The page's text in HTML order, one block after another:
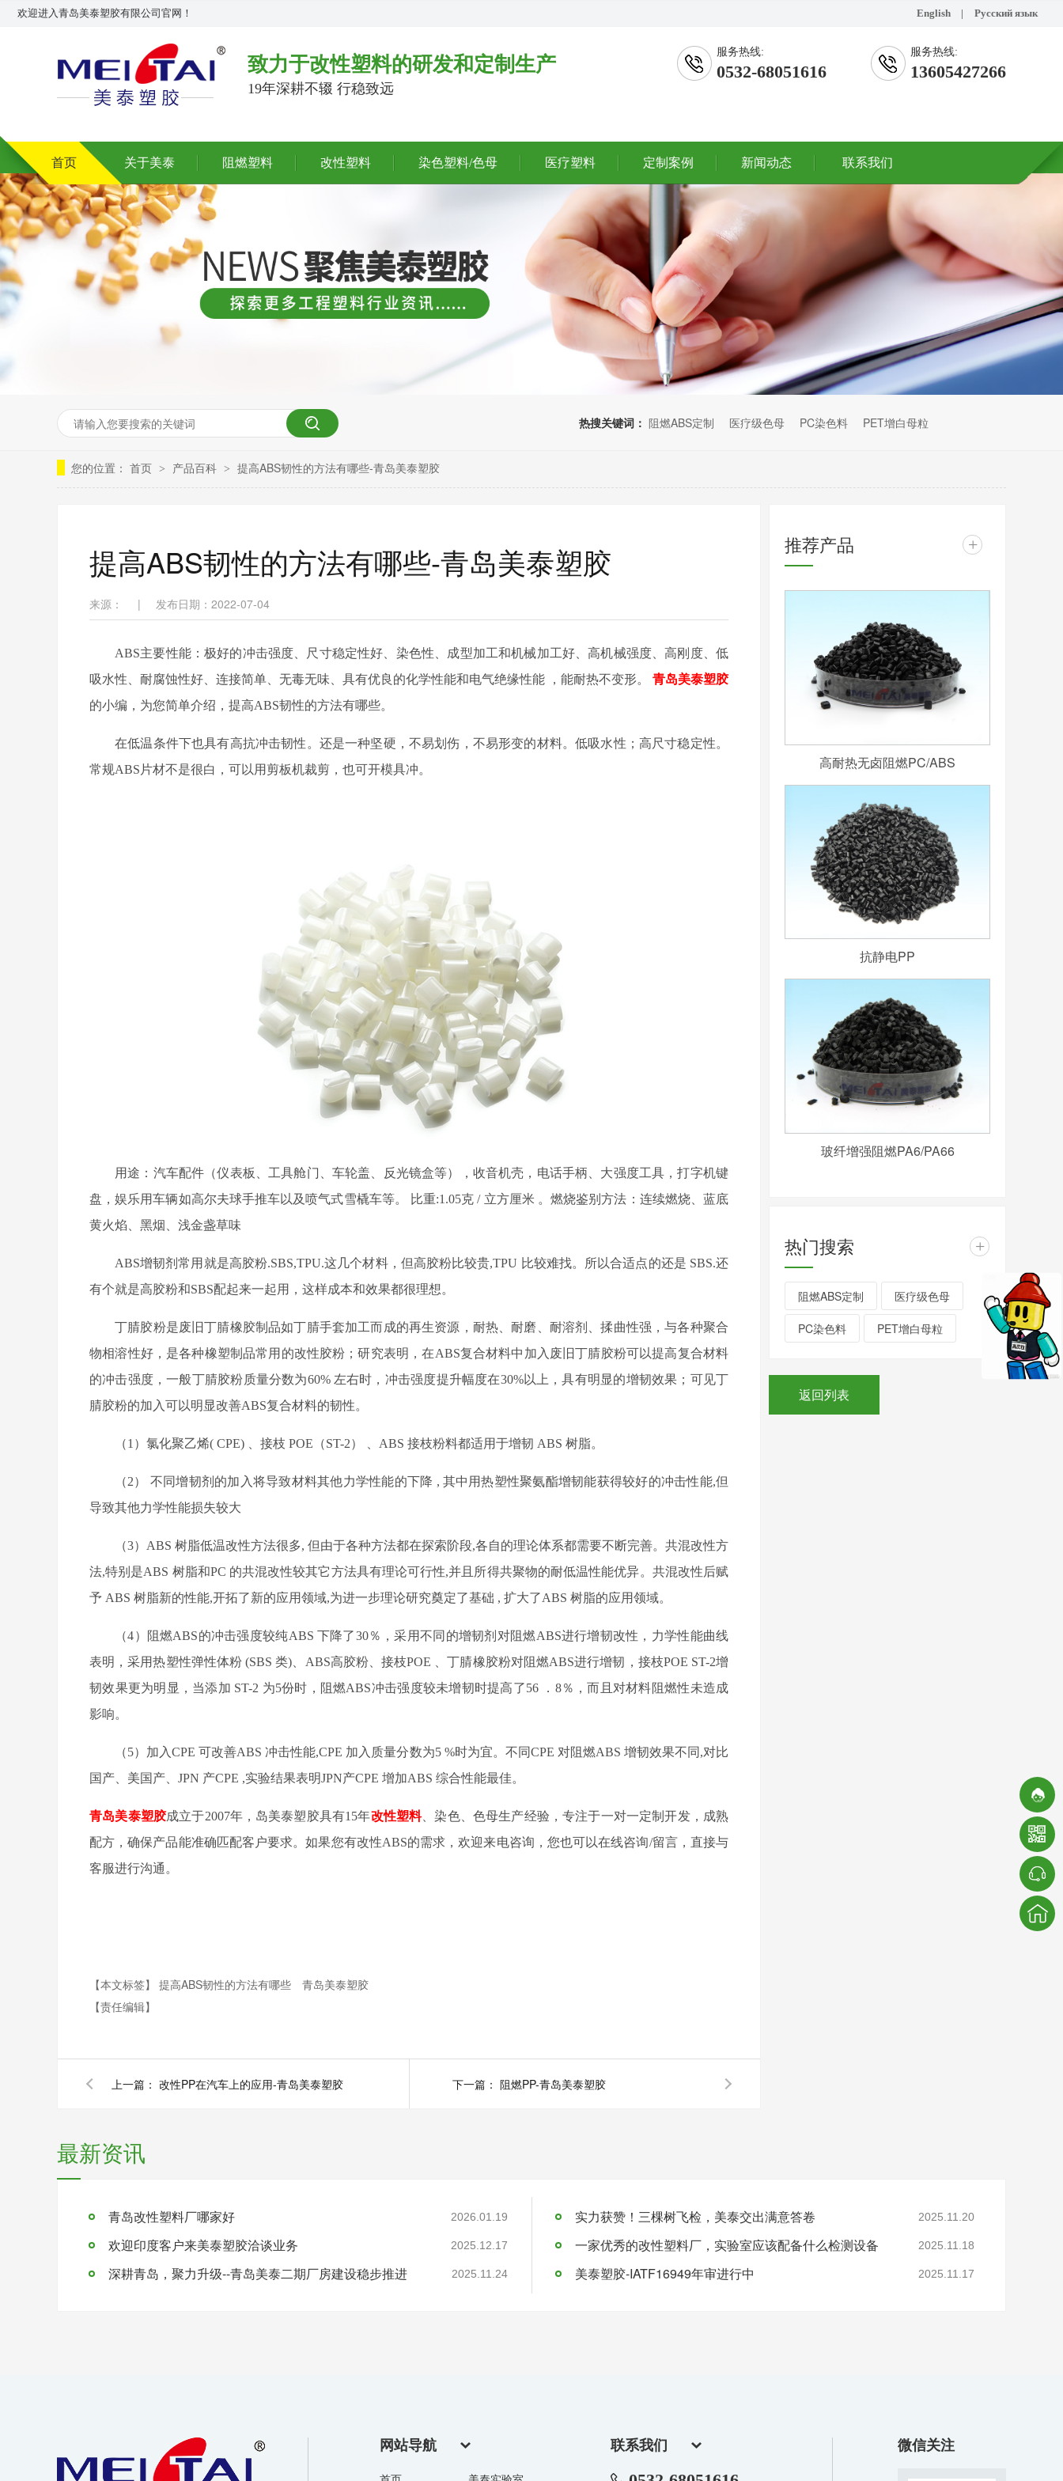
欢迎进入青岛美泰塑胶有限公司官网！ English | Русский язык
致力于改性塑料的研发和定制生产
19年深耕不辍 行稳致远
服务热线:
0532-68051616
服务热线:
13605427266
首页 关于美泰 阻燃塑料 改性塑料 染色塑料/色母 医疗塑料 定制案例 新闻动态 联系我们
热搜关键词： 阻燃ABS定制 医疗级色母 PC染色料 PET增白母粒
您的位置： 首页 > 产品百科 > 提高ABS韧性的方法有哪些-青岛美泰塑胶
提高ABS韧性的方法有哪些-青岛美泰塑胶
来源： | 发布日期：2022-07-04
ABS主要性能：极好的冲击强度、尺寸稳定性好、染色性、成型加工和机械加工好、高机械强度、高刚度、低
吸水性、耐腐蚀性好、连接简单、无毒无味、具有优良的化学性能和电气绝缘性能
，能耐热不变形。 青岛美泰塑胶
的小编，为您简单介绍，提高ABS韧性的方法有哪些。
在低温条件下也具有高抗冲击韧性。还是一种坚硬，不易划伤，不易形变的材料。低吸水性；高尺寸稳定性。
常规ABS 片材不是很白，可以用剪板机裁剪，也可开模具冲。
用途：汽车配件（仪表板、工具舱门、车轮盖、反光镜盒等），收音机壳，电话手柄、大强度工具，打字机键
盘，娱乐用车辆如高尔夫球手推车以及喷气式雪橇车等。
比重:1.05克 / 立方厘米 。燃烧鉴别方法：连续燃烧、蓝底
黄火焰、黑烟、浅金盏草味
ABS增韧剂常用就是高胶粉.SBS,TPU.这几个材料，但高胶粉比较贵,TPU 比较难找。所以合适点的还是 SBS.还
有个就是高胶粉和SBS配起来一起用，这样成本和效果都很理想。
丁腈胶粉是废旧丁腈橡胶制品如丁腈手套加工而成的再生资源，耐热、耐磨、耐溶剂、揉曲性强，与各种聚合
物相溶性好，是各种橡塑制品常用的改性胶粉；研究表明，在ABS复合材料中加入废旧丁腈胶粉可以提高复合材料
的冲击强度，一般丁腈胶粉质量分数为60% 左右时，冲击强度提升幅度在30%以上，具有明显的增韧效果；可见丁
腈胶粉的加入可以明显改善ABS复合材料的韧性。
（1 ） 氯化聚乙烯( CPE) 、接枝 POE （ST-2） 、 ABS 接枝粉料都适用于增韧 ABS 树脂。
（2） 不同增韧剂的加入将导致材料其他力学性能的下降 , 其中用热塑性聚氨酯增韧能获得较好的冲击性能,但
导致其他力学性能损失较大
（3） ABS 树脂低温改性方法很多, 但由于各种方法都在探索阶段,各自的理论体系都需要不断完善。共混改性方
法,特别是ABS 树脂和PC 的共混改性较其它方法具有理论可行性,并且所得共聚物的耐低温性能优异。共混改性后赋
予 ABS 树脂新的性能,开拓了新的应用领域,为进一步理论研究奠定了基础 , 扩大了ABS 树脂的应用领域。
（4）阻燃ABS的冲击强度较纯ABS 下降了30％，采用不同的增韧剂对阻燃ABS进行增韧改性，力学性能曲线
表明，采用热塑性弹性体粉 (SBS 类) ABS高胶粉、接枝POE 、丁腈橡胶粉对阻燃ABS进行增韧，接枝POE ST-2增
韧效果更为明显，当添加 ST-2 为5份时，阻燃ABS冲击强度较未增韧时提高了56 ． 8％，而且对材料阻燃性未造成
影响。
（5）加入CPE可改善ABS 冲击性能,CPE 加入质量分数为5 %时为宜。不同CPE 对阻燃ABS 增韧效果不同 ,对比
国产、美国产、 JPN 产CPE ,实验结果表明JPN产CPE 增加ABS 综合性能最佳。
青岛美泰塑胶成立于2007年，岛美泰塑胶具有15年改性塑料、染色、色母生产经验，专注于一对一定制开发，成熟
配方，确保产品能准确匹配客户要求。如果您有改性ABS的需求，欢迎来电咨询，您也可以在线咨询/留言，直接与
客服进行沟通。
【本文标签】 提高ABS韧性的方法有哪些
青岛美泰塑胶
【责任编辑】
上一篇： 改性PP在汽车上的应用-青岛美泰塑胶 下一篇： 阻燃PP-青岛美泰塑胶
推荐产品 +
高耐热无卤阻燃PC/ABS
抗静电PP
玻纤增强阻燃PA6/PA66
热门搜索 +
阻燃ABS定制 医疗级色母
PC染色料 PET增白母粒
返回列表
最新资讯
青岛改性塑料厂哪家好 2026.01.19
欢迎印度客户来美泰塑胶洽谈业务 2025.12.17
深耕青岛，聚力升级--青岛美泰二期厂房建设稳步推进 2025.11.24
实力获赞！三棵树飞检，美泰交出满意答卷 2025.11.20
一家优秀的改性塑料厂，实验室应该配备什么检测设备 2025.11.18
美泰塑胶-IATF16949年审进行中 2025.11.17
网站导航 联系我们 微信关注